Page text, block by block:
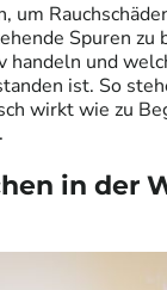
um
Spuren
handeln und
ist. So
wirkt wie zu
in der